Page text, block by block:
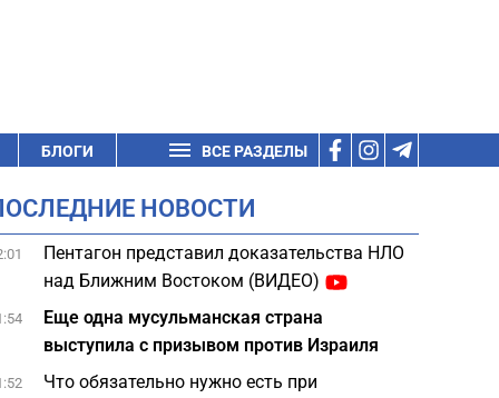
БЛОГИ ВСЕ РАЗДЕЛЫ
НОВОСТИ
Пентагон представил доказательства НЛО
над Ближним Востоком (ВИДЕО)
Еще одна мусульманская страна
выступила с призывом против Израиля
Что обязательно нужно есть при